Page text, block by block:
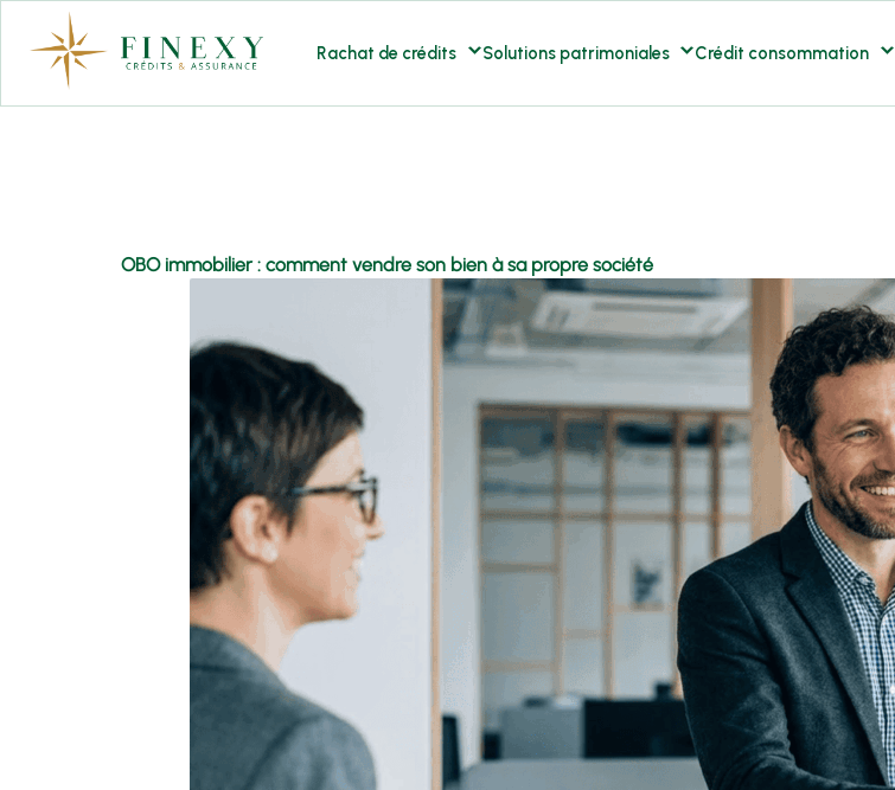
contenu
Rachat de crédits Solutions patrimoniales Crédit consommation
OBO immobilier : comment vendre son bien à sa propre société